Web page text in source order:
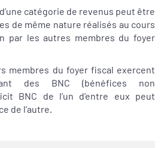
catégorie de revenus peut être
de même nature réalisés au cours
par les autres membres du foyer
membres du foyer fiscal exercent
des BNC (bénéfices non
BNC de l’un d’entre eux peut
de l’autre.